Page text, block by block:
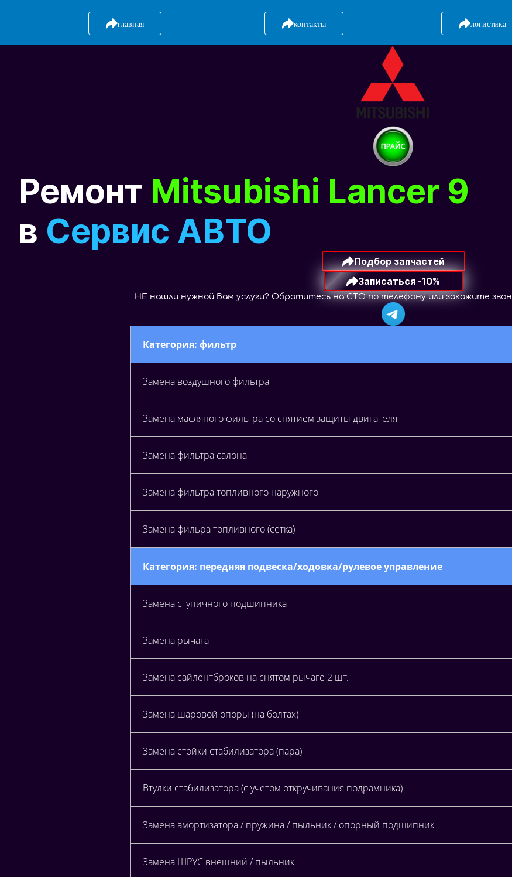
главная контакты логистика
Ремонт Mitsubishi Lancer 9
в Сервис АВТО
Подбор запчастей
Записаться -10%
Н Е нашли нужной Вам услуги? Обратитесь на СТО по телефону или закажите звон
Категория: фильтр
Замена воздушного фильтра
Замена масляного фильтра со снятием защиты двигателя
Замена фильтра салона
Замена фильтра топливного наружного
Замена фильра топливного (сетка)
Категория: передняя подвеска/ходовка/рулевое управление
Замена ступичного подшипника
Замена рычага
Замена сайлентброков на снятом рычаге 2 шт.
Замена шаровой опоры (на болтах)
Замена стойки стабилизатора (пара)
Втулки стабилизатора (с учетом откручивания подрамника)
Замена амортизатора / пружина / пыльник / опорный подшипник
Замена ШРУС внешний / пыльник